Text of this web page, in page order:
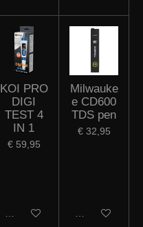
KOI PRO
DIGI
TEST 4
IN 1
€ 59,95
In winkelwagen
Milwauke
e CD600
TDS pen
€ 32,95
In winkelwagen